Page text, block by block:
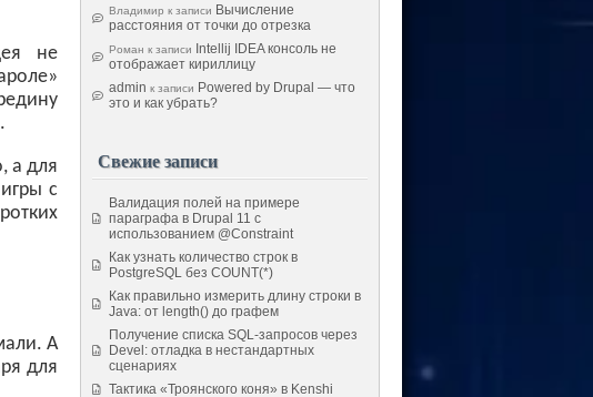
не
а для
с
А
для
Владимир к записи Вычисление
расстояния от точки до отрезка
Роман к записи
Intellij IDEA консоль не
отображает кириллицу
admin к записи Powered by Drupal — что
это и как убрать?
Свежие записи
Валидация полей на примере
параграфа в Drupal 11 с
использованием @Constraint
Как узнать количество строк в
PostgreSQL без COUNT(*)
Как правильно измерить длину строки в
Java: от length() до графем
Получение списка SQL-запросов через
Devel: отладка в нестандартных
сценариях
Тактика «Троянского коня» в Kenshi